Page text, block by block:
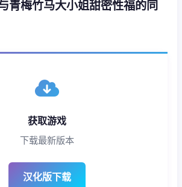
青梅竹马大小姐甜密性福的同
获取游戏
下载最新版本
汉化版下载